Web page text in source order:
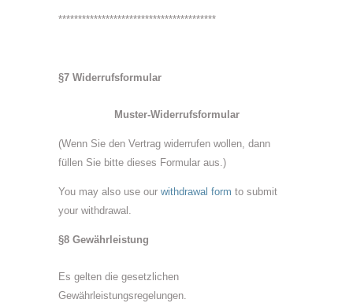
****************************************
§7 Widerrufsformular
Muster-Widerrufsformular
(Wenn Sie den Vertrag widerrufen wollen, dann
füllen Sie bitte dieses Formular aus.)
You may also use our withdrawal form to submit
your withdrawal.
§8 Gewährleistung
Es gelten die gesetzlichen
Gewährleistungsregelungen.